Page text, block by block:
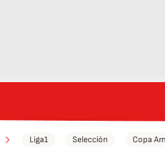
Liga1 Selección Copa